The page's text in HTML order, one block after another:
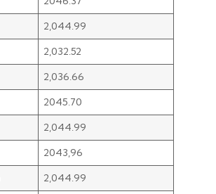
2,044.99
2,032.52
2,036.66
2045.70
2,044.99
2043,96
2,044.99